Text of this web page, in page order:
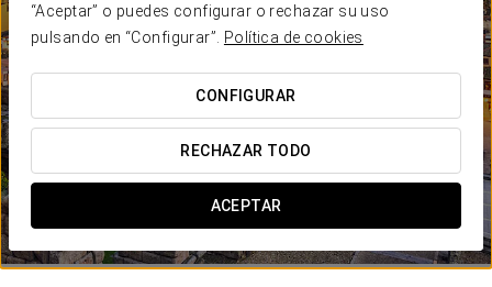
“Aceptar” o puedes configurar o rechazar su uso
pulsando en “Configurar”.
Política de cookies
CONFIGURAR
RECHAZAR TODO
ACEPTAR